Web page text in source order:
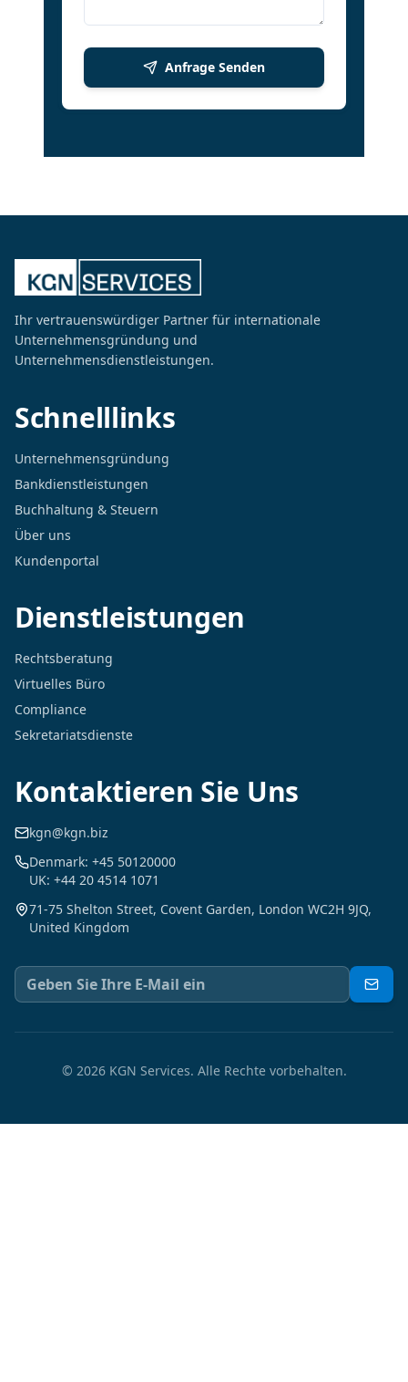
Anfrage Senden
Ihr vertrauenswürdiger Partner für internationale
Unternehmensgründung und
Unternehmensdienstleistungen.
Schnelllinks
Unternehmensgründung
Bankdienstleistungen
Buchhaltung & Steuern
Über uns
Kundenportal
Dienstleistungen
Rechtsberatung
Virtuelles Büro
Compliance
Sekretariatsdienste
Kontaktieren Sie Uns
kgn@kgn.biz
Denmark: +45 50120000
UK: +44 20 4514 1071
71-75 Shelton Street, Covent Garden, London WC2H 9JQ,
United Kingdom
© 2026KGN Services. Alle Rechte vorbehalten.